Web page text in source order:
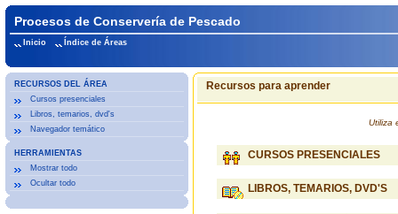
Procesos de Conservería de Pescado
Inicio Índice de Áreas
RECURSOS DEL ÁREA
Cursos presenciales
Libros, temarios, dvd's
Navegador temático
HERRAMIENTAS
Mostrar todo
Ocultar todo
Recursos para aprender
Utiliza
CURSOS PRESENCIALES
LIBROS, TEMARIOS, DVD'S